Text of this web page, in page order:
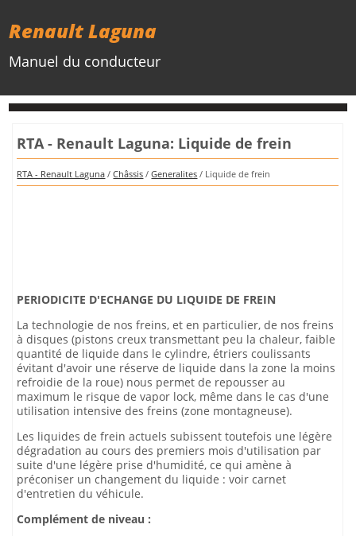
Renault Laguna
Manuel du conducteur
RTA - Renault Laguna: Liquide de frein
RTA - Renault Laguna /Châssis /Generalites / Liquide de frein
PERIODICITE D'ECHANGE DU LIQUIDE DE FREIN
La technologie de nos freins, et en particulier, de nos freins
à disques (pistons creux transmettant peu la chaleur, faible
quantité de liquide dans le cylindre, étriers coulissants
évitant d'avoir une réserve de liquide dans la zone la moins
refroidie de la roue) nous permet de repousser au
maximum le risque de vapor lock, même dans le cas d'une
utilisation intensive des freins (zone montagneuse).
Les liquides de frein actuels subissent toutefois une légère
dégradation au cours des premiers mois d'utilisation par
suite d'une légère prise d'humidité, ce qui amène à
préconiser un changement du liquide : voir carnet
d'entretien du véhicule.
Complément de niveau :